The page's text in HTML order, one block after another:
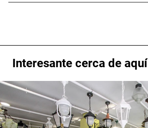
Interesante cerca de aquí